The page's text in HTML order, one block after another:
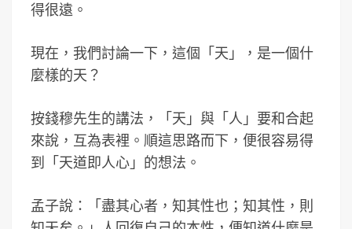
得很遠。
現在，我們討論一下，這個「天」，是一個什
麼樣的天？
按錢穆先生的講法，「天」與「人」要和合起
來說，互為表裡。順這思路而下，便很容易得
到「天道即人心」的想法。
孟子說：「盡其心者，知其性也；知其性，則